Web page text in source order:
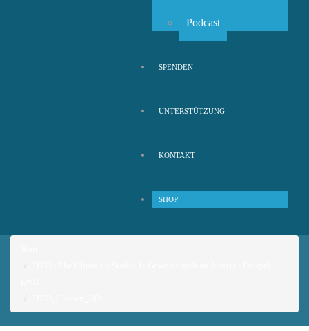
Podcast
SPENDEN
UNTERSTÜTZUNG
KONTAKT
SHOP